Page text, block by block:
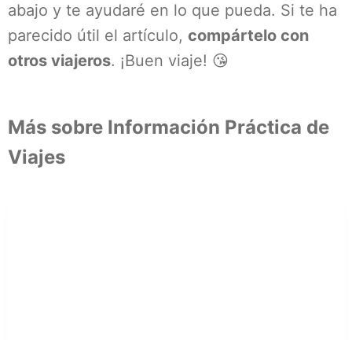
abajo y te ayudaré en lo que pueda. Si te ha
parecido útil el artículo, compártelo con
otros viajeros. ¡Buen viaje! 😘
Más sobre Información Práctica de
Viajes